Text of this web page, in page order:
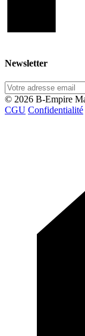
Newsletter
© 2026 B-Empire
CGU Confidentialité